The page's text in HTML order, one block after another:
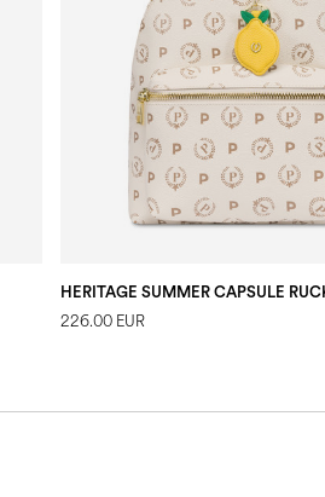
226.00 EUR